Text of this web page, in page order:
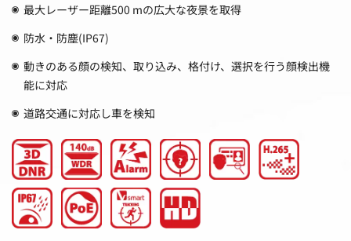
最大レーザー距離500 mの広大な夜景を取得
防水・防塵(IP67)
動きのある顔の検知、取り込み、格付け、選択を行う顔検出機
能に対応
道路交通に対応し車を検知